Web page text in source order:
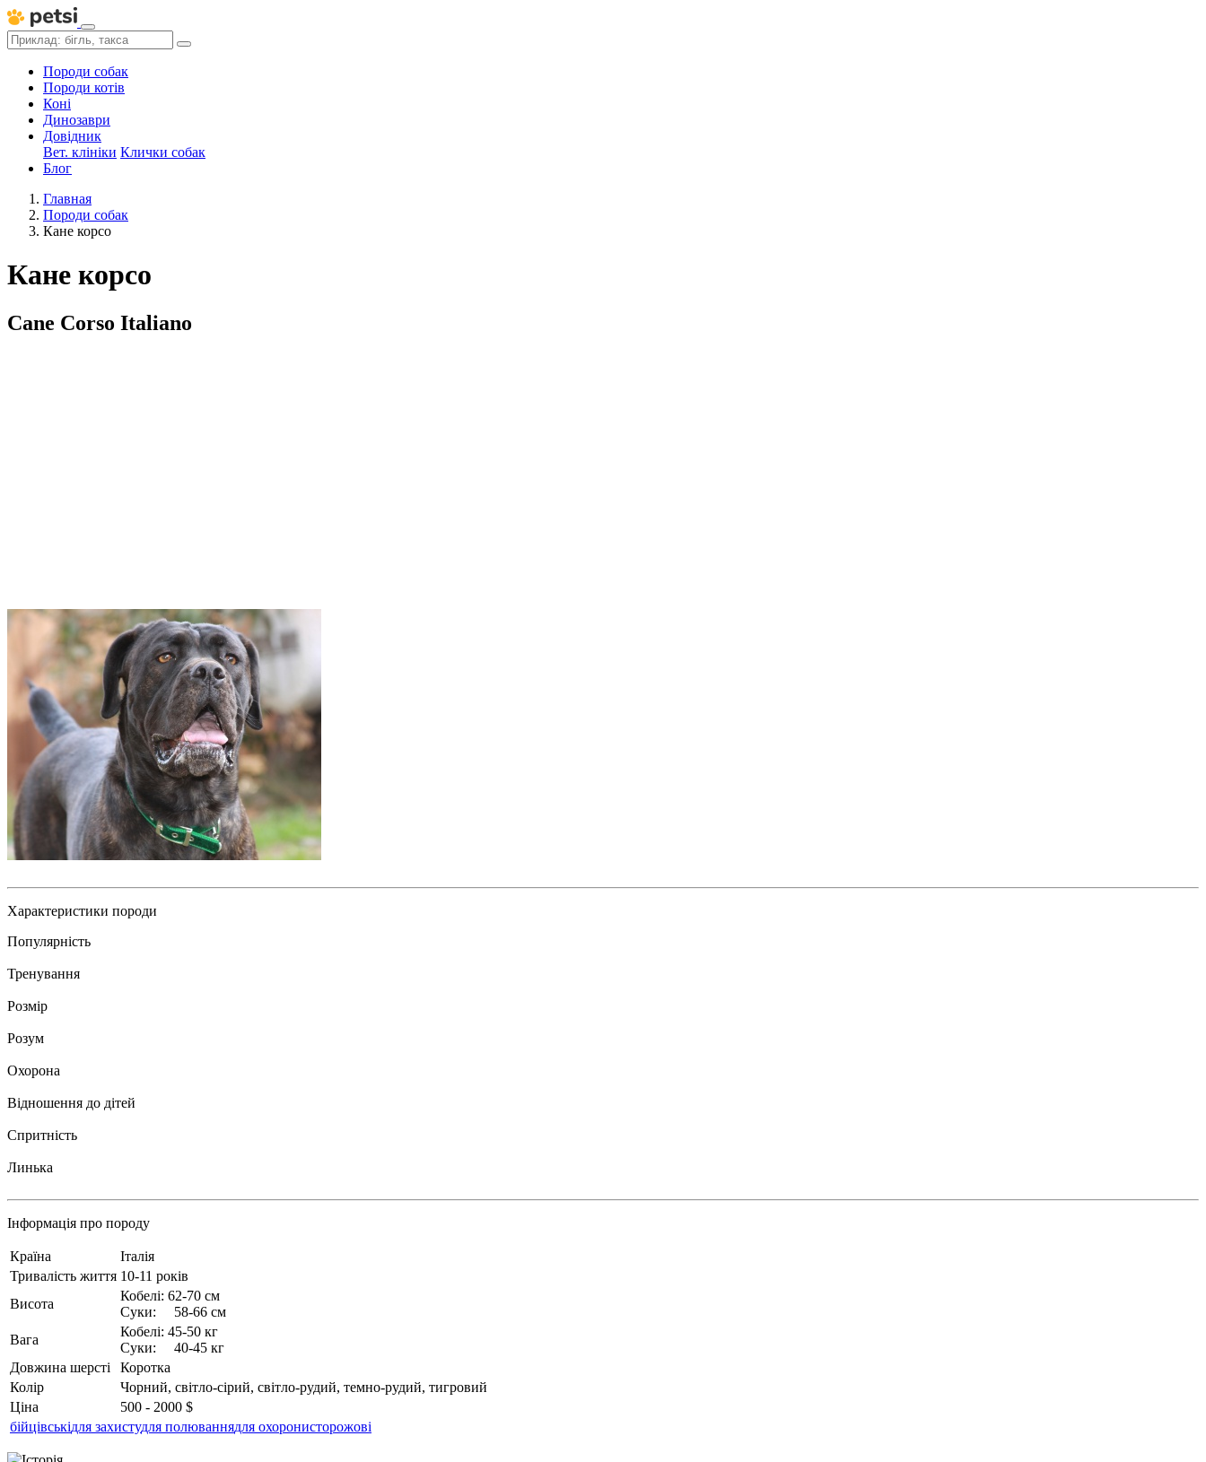
Породи собак
Породи котів
Коні
Динозаври
Довідник
Вет. клініки Клички собак
Блог
Главная
Породи собак
Кане корсо
Кане корсо
Cane Corso Italiano
Характеристики породи
Популярність
Тренування
Розмір
Розум
Охорона
Відношення до дітей
Спритність
Линька
Інформація про породу
Країна
Італія
Тривалість життя 10-11 років
Висота
Кобелі: 62-70 см
Суки: 58-66 см
Вага
Кобелі: 45-50 кг
Суки: 40-45 кг
Довжина шерсті
Коротка
Колір
Чорний, світло-сірий, світло-рудий, темно-рудий, тигровий
Ціна
500 - 2000 $
бійцівськідля захистудля полюваннядля охоронисторожові